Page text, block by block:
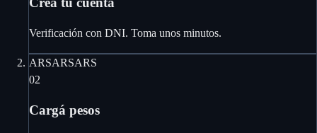
Verificación con DNI. Toma unos minutos.
ARSARSARS
02
Cargá pesos